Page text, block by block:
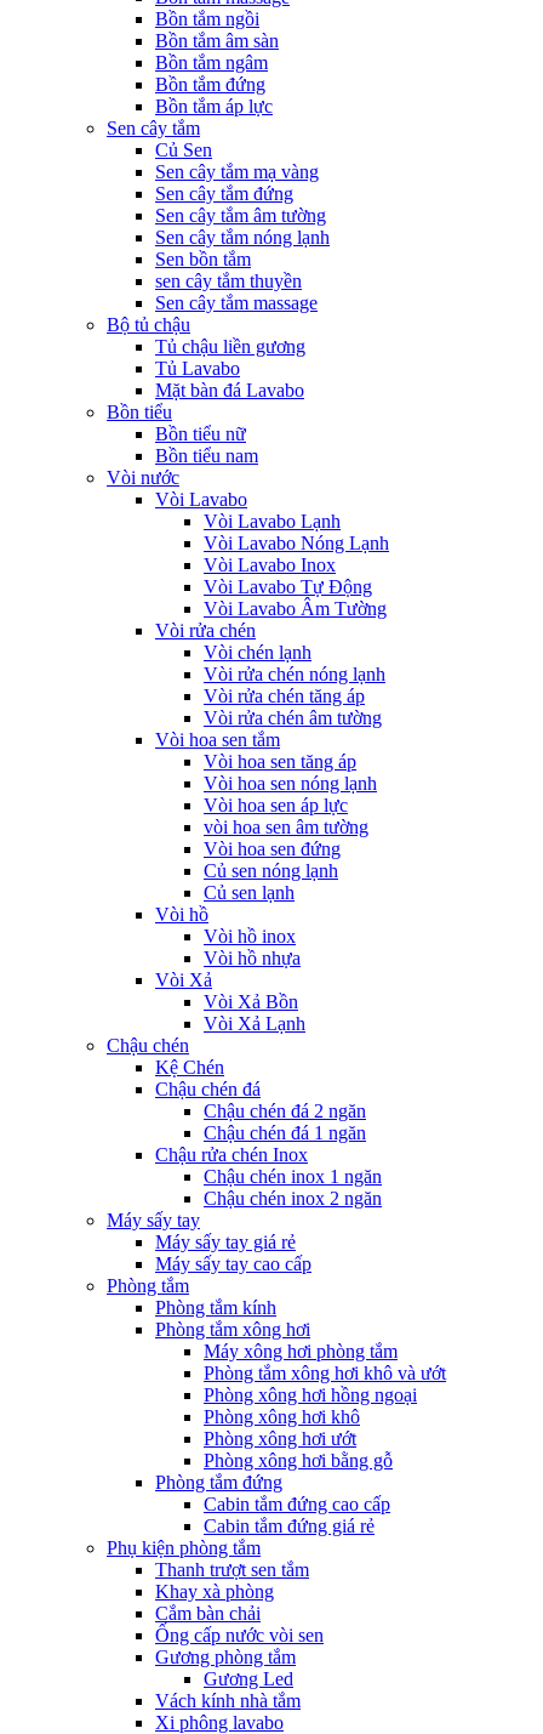
Bồn tắm ngồi
Bồn tắm âm sàn
Bồn tắm ngâm
Bồn tắm đứng
Bồn tắm áp lực
Sen cây tắm
Củ Sen
Sen cây tắm mạ vàng
Sen cây tắm đứng
Sen cây tắm âm tường
Sen cây tắm nóng lạnh
Sen bồn tắm
sen cây tắm thuyền
Sen cây tắm massage
Bộ tủ chậu
Tủ chậu liền gương
Tủ Lavabo
Mặt bàn đá Lavabo
Bồn tiểu
Bồn tiểu nữ
Bồn tiểu nam
Vòi nước
Vòi Lavabo
Vòi Lavabo Lạnh
Vòi Lavabo Nóng Lạnh
Vòi Lavabo Inox
Vòi Lavabo Tự Động
Vòi Lavabo Âm Tường
Vòi rửa chén
Vòi chén lạnh
Vòi rửa chén nóng lạnh
Vòi rửa chén tăng áp
Vòi rửa chén âm tường
Vòi hoa sen tắm
Vòi hoa sen tăng áp
Vòi hoa sen nóng lạnh
Vòi hoa sen áp lực
vòi hoa sen âm tường
Vòi hoa sen đứng
Củ sen nóng lạnh
Củ sen lạnh
Vòi hồ
Vòi hồ inox
Vòi hồ nhựa
Vòi Xả
Vòi Xả Bồn
Vòi Xả Lạnh
Chậu chén
Kệ Chén
Chậu chén đá
Chậu chén đá 2 ngăn
Chậu chén đá 1 ngăn
Chậu rửa chén Inox
Chậu chén inox 1 ngăn
Chậu chén inox 2 ngăn
Máy sấy tay
Máy sấy tay giá rẻ
Máy sấy tay cao cấp
Phòng tắm
Phòng tắm kính
Phòng tắm xông hơi
Máy xông hơi phòng tắm
Phòng tắm xông hơi khô và ướt
Phòng xông hơi hồng ngoại
Phòng xông hơi khô
Phòng xông hơi ướt
Phòng xông hơi bằng gỗ
Phòng tắm đứng
Cabin tắm đứng cao cấp
Cabin tắm đứng giá rẻ
Phụ kiện phòng tắm
Thanh trượt sen tắm
Khay xà phòng
Cắm bàn chải
Ống cấp nước vòi sen
Gương phòng tắm
Gương Led
Vách kính nhà tắm
Xi phông lavabo